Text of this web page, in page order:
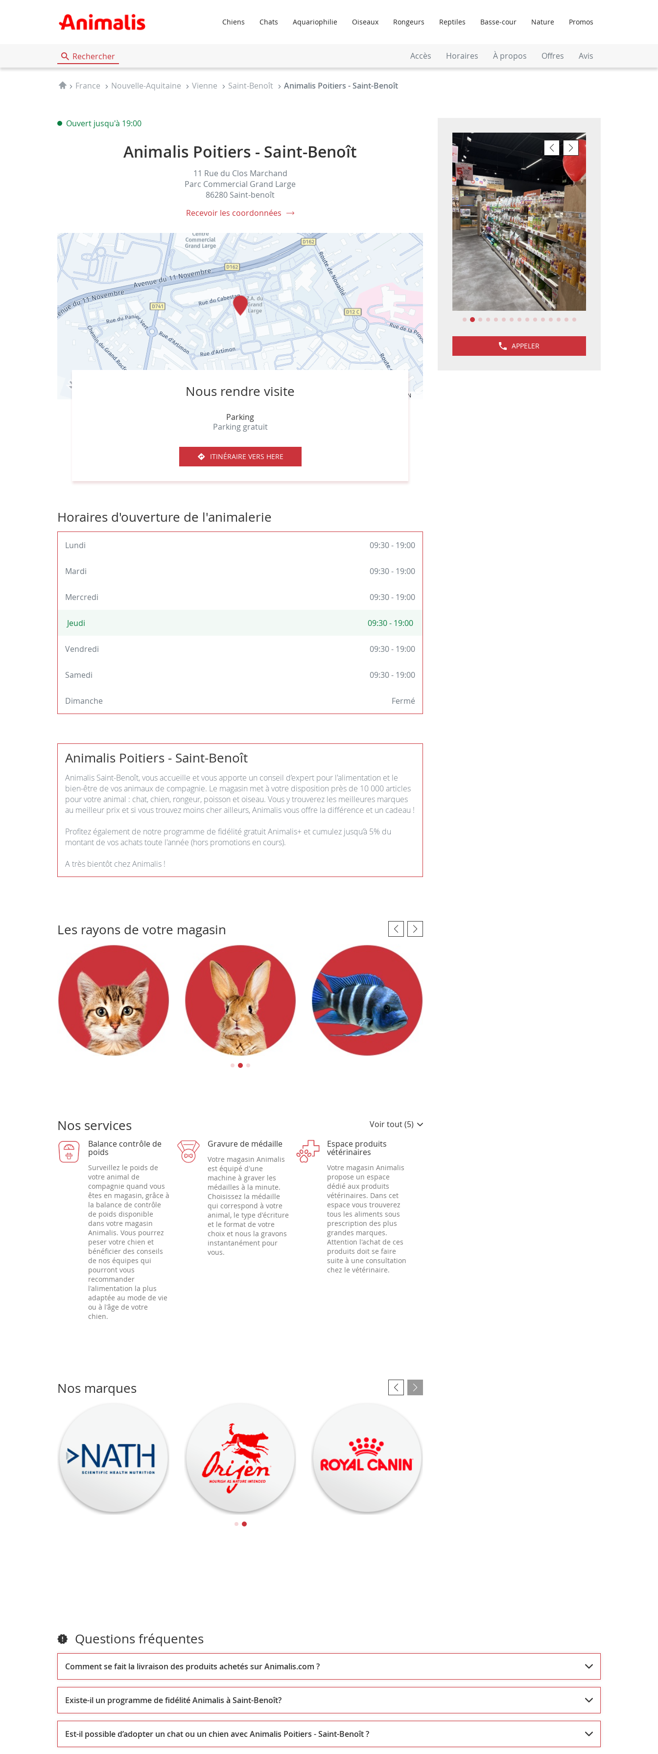
Chiens Chats Aquariophilie Oiseaux Rongeurs Reptiles Basse-cour Nature Promos
Rechercher Accès Horaires À propos Offres Avis
AccueilFrance Nouvelle-Aquitaine Vienne Saint-Benoît Animalis Poitiers - Saint-Benoît
Ouvert jusqu'à 19:00
Animalis Poitiers - Saint-Benoît
11 Rue du Clos Marchand
Parc Commercial Grand Large
86280 Saint-benoît
Recevoir les coordonnées
du
Animalis
Poitiers
Saint-
Benoît
© 1987–2026 HERE, IGN
Nous rendre visite
Parking
Parking gratuit
ITINÉRAIRE VERS HERE
JUSQU'AU
ANIMALIS
BENOÎT
Horaires d'ouverture de l'animalerie
Lundi 09:30- 19:00
Mardi 09:30- 19:00
Mercredi 09:30- 19:00
Horaires
d'aujourd'hui
Jeudi 09:30- 19:00
Vendredi 09:30- 19:00
Samedi 09:30- 19:00
Dimanche Fermé
Animalis Poitiers - Saint-Benoît
Animalis Saint-Benoît, vous accueille et vous apporte un conseil d’expert pour l'alimentation et le
bien-être de vos animaux de compagnie. Le magasin met à votre disposition près de 10 000 articles
pour votre animal : chat, chien, rongeur, poisson et oiseau. Vous y trouverez les meilleures marques
au meilleur prix et si vous trouvez moins cher ailleurs, Animalis vous offre la différence et un cadeau !
Profitez également de notre programme de fidélité gratuit Animalis+ et cumulez jusqu’à 5% du
montant de vos achats toute l'année (hors promotions en cours).
A très bientôt chez Animalis !
Les rayons de votre magasin
Nos services
Balance contrôle de
poids
Surveillez le poids de
votre animal de
compagnie quand vous
êtes en magasin, grâce à
la balance de contrôle
de poids disponible
dans votre magasin
Animalis. Vous pourrez
peser votre chien et
bénéficier des conseils
de nos équipes qui
pourront vous
recommander
l'alimentation la plus
adaptée au mode de vie
ou à l'âge de votre
chien.
Gravure de médaille
Votre magasin Animalis
est équipé d'une
machine à graver les
médailles à la minute.
Choisissez la médaille
qui correspond à votre
animal, le type d'écriture
et le format de votre
choix et nous la gravons
instantanément pour
vous.
Espace produits
vétérinaires
Votre magasin Animalis
propose un espace
dédié aux produits
vétérinaires. Dans cet
espace vous trouverez
tous les aliments sous
prescription des plus
grandes marques.
Attention l'achat de ces
produits doit se faire
suite à une consultation
chez le vétérinaire.
Voir tout (5)
Nos marques
APPELER
AFFICHER
Questions fréquentes
Comment se fait la livraison des produits achetés sur Animalis.com ?
Existe-il un programme de fidélité Animalis à Saint-Benoît?
Est-il possible d’adopter un chat ou un chien avec Animalis Poitiers - Saint-Benoît ?